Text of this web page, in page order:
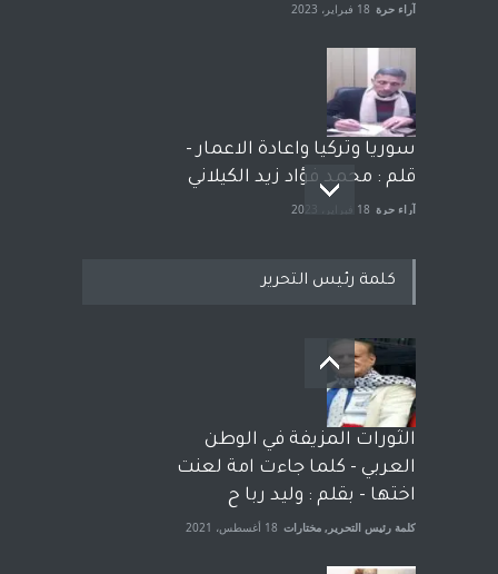
آراء حرة 18 فبراير، 2023
سوريا وتركيا واعادة الاعمار -
قلم : محمد فؤاد زيد الكيلاني
آراء حرة 18 فبراير، 2023
بعد معارك قضائية طاحنة كتب
وترافع فيها بنفسه مرة اخرى..
الشيخ طارق يوسف يقهر
الحكومة الأمريكية ، فأعطوه
الجنسية عن يد وهم صاغرون،
آراء حرة مختارات 7 أبريل، 2023
كلمة رئيس التحرير
الثورات المزيفة في الوطن
العربي - كلما جاءت امة لعنت
اختها - بقلم : وليد ربا ح
كلمة رئيس التحرير , مختارات 18 أغسطس، 2021